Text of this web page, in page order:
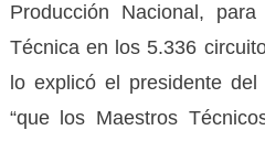
Producción Nacional,
Técnica en los 5.336
lo explicó el presidente
“que los Maestros